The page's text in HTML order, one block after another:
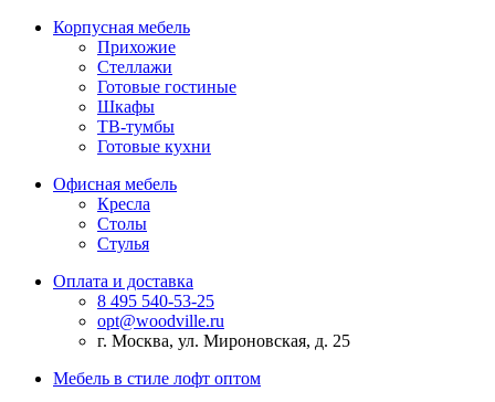
Корпусная мебель
Прихожие
Стеллажи
Готовые гостиные
Шкафы
ТВ-тумбы
Готовые кухни
Офисная мебель
Кресла
Столы
Стулья
Оплата и доставка
8 495 540-53-25
opt@woodville.ru
г. Москва, ул. Мироновская, д. 25
Мебель в стиле лофт оптом